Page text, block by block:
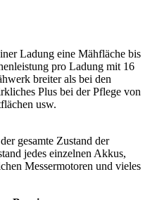
Ladung eine Mähfläche bis
pro Ladung mit 16
breiter als bei den
Plus bei der Pflege von
usw.
gesamte Zustand der
jedes einzelnen Akkus,
Messermotoren und vieles